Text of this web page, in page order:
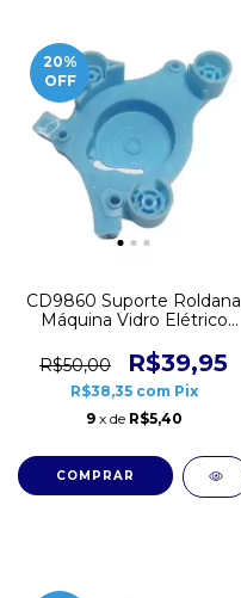
20%
OFF
CD9860 Suporte Roldana
Máquina Vidro Elétrico
Esquerdo
R$50,00 R$39,95
R$38,35 com Pix
9 x de R$5,40